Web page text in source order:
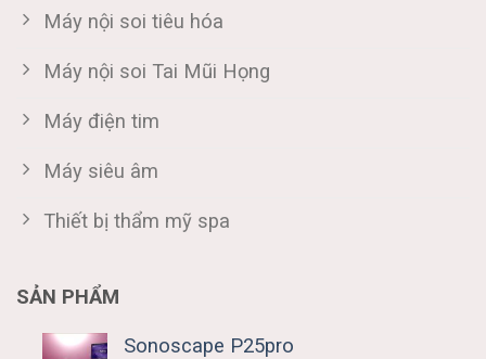
Máy nội soi tiêu hóa
Máy nội soi Tai Mũi Họng
Máy điện tim
Máy siêu âm
Thiết bị thẩm mỹ spa
SẢN PHẨM
Sonoscape P25pro